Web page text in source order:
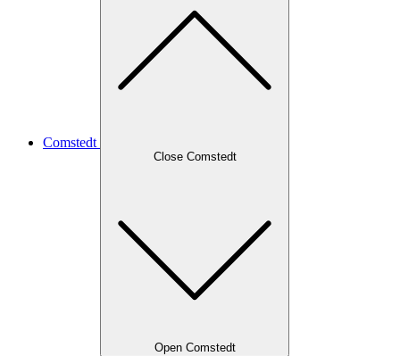
Comstedt
Close Comstedt
Open Comstedt